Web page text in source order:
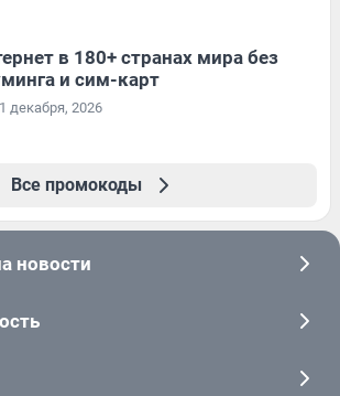
в 180+ странах мира без
и сим-карт
декабря, 2026
Все промокоды
новости